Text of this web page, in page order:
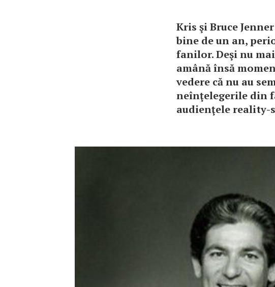
Kris şi Bruce
bine de un an,
fanilor. Deşi nu
amână însă
vedere că nu au
neînţelegerile din
audienţele reality-